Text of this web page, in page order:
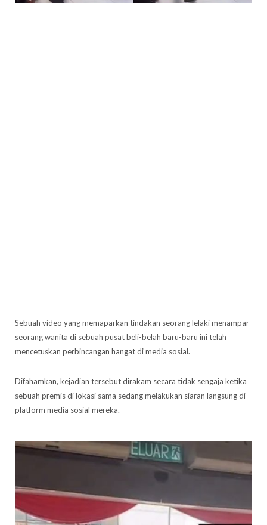
Sebuah video yang memaparkan tindakan seorang lelaki menampar
seorang wanita di sebuah pusat beli-belah baru-baru ini telah
mencetuskan perbincangan hangat di media sosial.
Difahamkan, kejadian tersebut dirakam secara tidak sengaja ketika
sebuah premis di lokasi sama sedang melakukan siaran langsung di
platform media sosial mereka.